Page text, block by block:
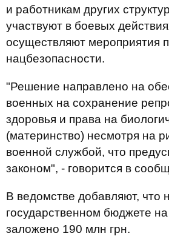
и работникам других
участвуют в боевых
осуществляют мероприятия
нацбезопасности.
"Решение направлено на
военных на сохранение
здоровья и права на
(материнство) несмотря на
военной службой, что
законом", - говорится в
В ведомстве добавляют, что
государственном бюджете
заложено 190 млн грн.